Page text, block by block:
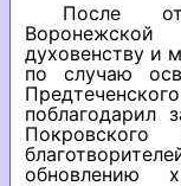
После
духовенству и
по случаю
поблагодарил
обновлению